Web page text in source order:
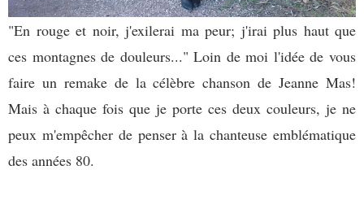
"En rouge et noir, j'exilerai ma peur; j'irai plus haut que
ces montagnes de douleurs..." Loin de moi l'idée de vous
faire un remake de la célèbre chanson de Jeanne Mas!
Mais à chaque fois que je porte ces deux couleurs, je ne
peux m'empêcher de penser à la chanteuse emblématique
des années 80.